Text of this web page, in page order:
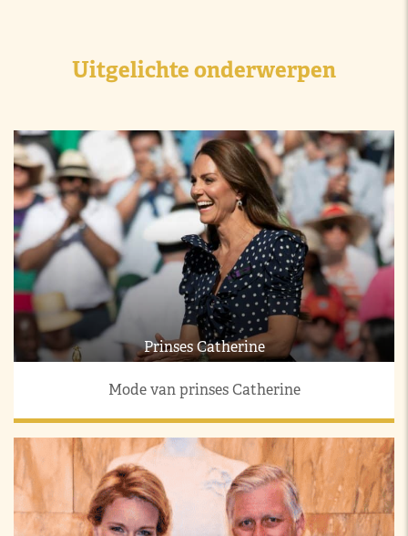
Uitgelichte onderwerpen
Prinses Catherine
Mode van prinses Catherine